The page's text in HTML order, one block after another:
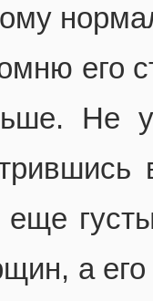
его
Не
еще
а его